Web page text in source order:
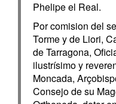
Phelipe el Real.
Por comision del
Torme y de Liori,
de Tarragona,
ilustrísimo y
Moncada,
Consejo de su